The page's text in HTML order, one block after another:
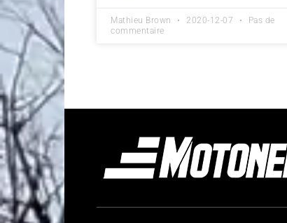
Mathieu Brown 2020-12-07
Pas de
commentaire